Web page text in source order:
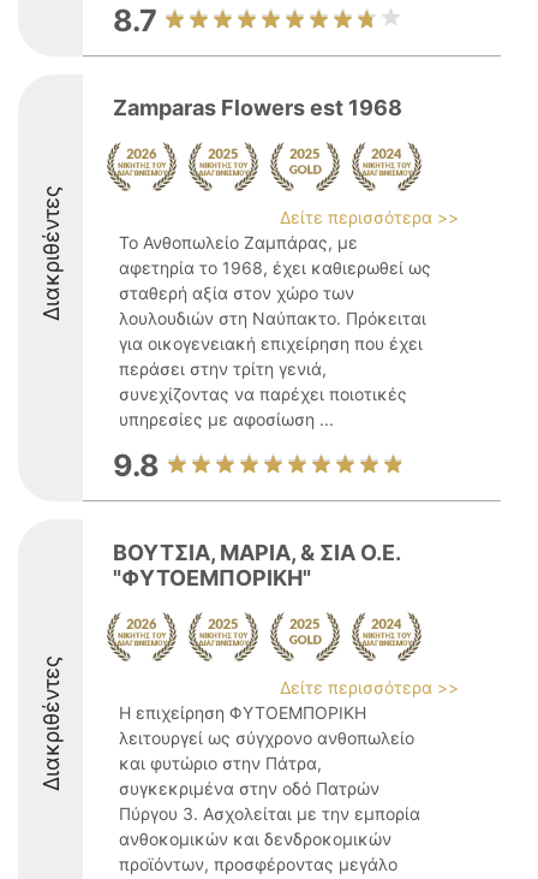
8.7
Διακριθέντες
Zamparas Flowers est 1968
Δείτε περισσότερα >>
Το Ανθοπωλείο Ζαμπάρας, με
αφετηρία το 1968, έχει καθιερωθεί ως
σταθερή αξία στον χώρο των
λουλουδιών στη Ναύπακτο. Πρόκειται
για οικογενειακή επιχείρηση που έχει
περάσει στην τρίτη γενιά,
συνεχίζοντας να παρέχει ποιοτικές
υπηρεσίες με αφοσίωση ...
9.8
Διακριθέντες
ΒΟΥΤΣΙΑ, ΜΑΡΙΑ, & ΣΙΑ Ο.Ε.
"ΦΥΤΟΕΜΠΟΡΙΚΗ"
Δείτε περισσότερα >>
Η επιχείρηση ΦΥΤΟΕΜΠΟΡΙΚΗ
λειτουργεί ως σύγχρονο ανθοπωλείο
και φυτώριο στην Πάτρα,
συγκεκριμένα στην οδό Πατρών
Πύργου 3. Ασχολείται με την εμπορία
ανθοκομικών και δενδροκομικών
προϊόντων, προσφέροντας μεγάλο